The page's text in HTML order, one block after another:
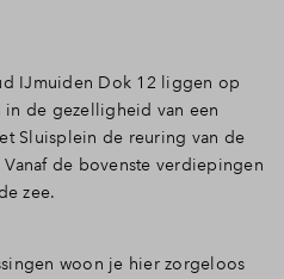
Inloggen
IJmuiden Dok 12 liggen op
de gezelligheid van een
Sluisplein de reuring van de
Vanaf de bovenste verdiepingen
zee.
woon je hier zorgeloos